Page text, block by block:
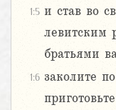
1:5 и став во
левитским
братьями
1:6 заколите